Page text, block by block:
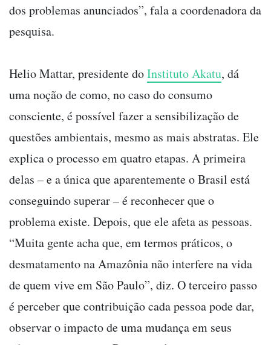
dos problemas anunciados”, fala a coordenadora da
pesquisa.
Helio Mattar, presidente doInstituto Akatu, dá
uma noção de como, no caso do consumo
consciente, é possível fazer a sensibilização de
questões ambientais, mesmo as mais abstratas. Ele
explica o processo em quatro etapas. A primeira
delas – e a única que aparentemente o Brasil está
conseguindo superar – é reconhecer que o
problema existe. Depois, que ele afeta as pessoas.
“Muita gente acha que, em termos práticos, o
desmatamento na Amazônia não interfere na vida
de quem vive em São Paulo”, diz. O terceiro passo
é perceber que contribuição cada pessoa pode dar,
observar o impacto de uma mudança em seus